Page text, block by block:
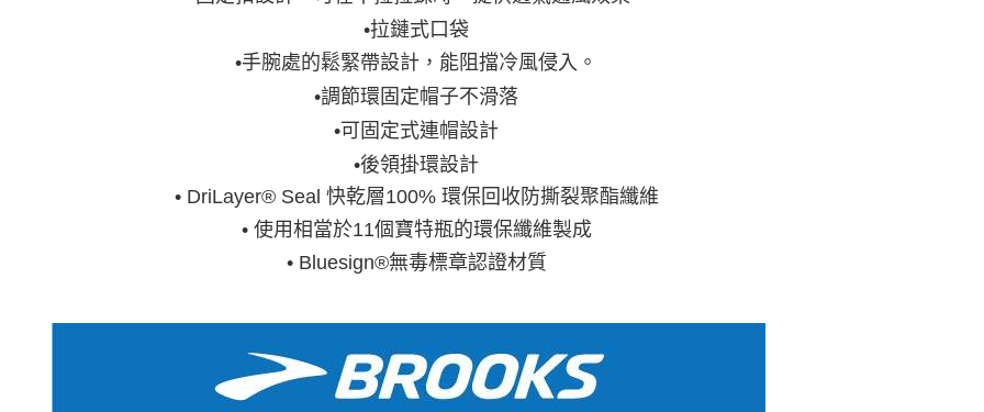
•拉鏈式口袋
•手腕處的鬆緊帶設計，能阻擋冷風侵入。
•調節環固定帽子不滑落
•可固定式連帽設計
•後領掛環設計
• DriLayer® Seal 快乾層100% 環保回收防撕裂聚酯纖維
• 使用相當於11個寶特瓶的環保纖維製成
• Bluesign®無毒標章認證材質